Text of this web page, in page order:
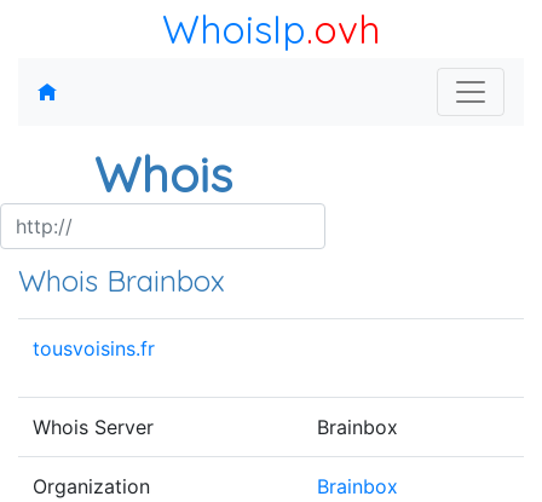
WhoisIp.ovh
Whois
Whois Brainbox
tousvoisins.fr
Whois Server Brainbox
Organization Brainbox